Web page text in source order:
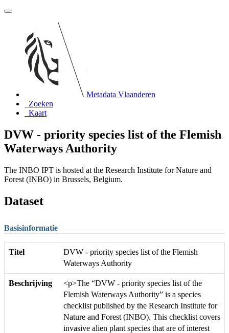
Metadata Vlaanderen
Zoeken
Kaart
DVW - priority species list of the Flemish
Waterways Authority
The INBO IPT is hosted at the Research Institute for Nature and
Forest (INBO) in Brussels, Belgium.
Dataset
Basisinformatie
Titel
DVW - priority species list of the Flemish
Waterways Authority
Beschrijving
<p>The “DVW - priority species list of the
Flemish Waterways Authority” is a species
checklist published by the Research Institute for
Nature and Forest (INBO). This checklist covers
invasive alien plant species that are of interest